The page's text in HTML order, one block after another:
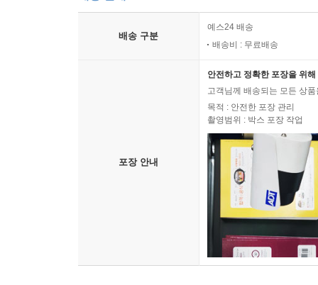
배송 구분
예스24 배송
배송비 : 무료배송
포장 안내
안전하고 정확한 포장을 위
고객님께 배송되는 모든 상
목적 : 안전한 포장 관리
촬영범위 : 박스 포장 작업